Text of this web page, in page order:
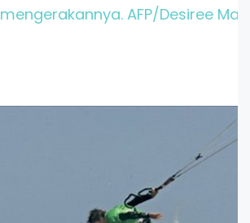
mengerakannya. AFP/Desiree